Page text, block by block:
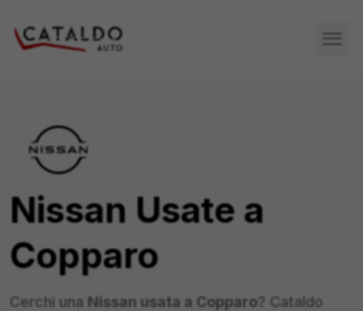
Nissan Usate a
Copparo
Cerchi una Nissan usata a Copparo? Cataldo